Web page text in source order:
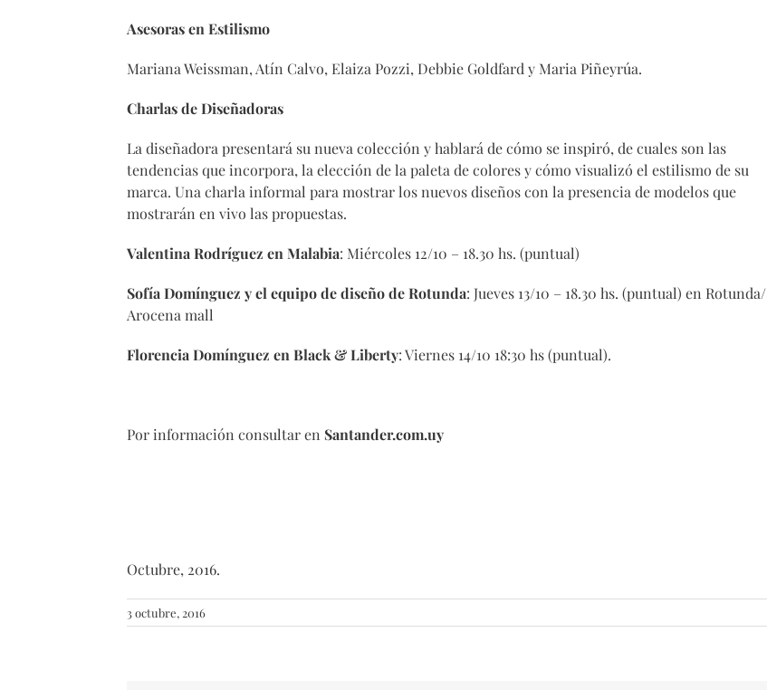
Asesoras en Estilismo
Mariana Weissman, Atín Calvo, Elaiza Pozzi, Debbie Goldfard y Maria Piñeyrúa.
Charlas de Diseñadoras
La diseñadora presentará su nueva colección y hablará de cómo se inspiró, de cuales son las
tendencias que incorpora, la elección de la paleta de colores y cómo visualizó el estilismo de su
marca. Una charla informal para mostrar los nuevos diseños con la presencia de modelos que
mostrarán en vivo las propuestas.
Valentina Rodríguez en Malabia: Miércoles 12/10 – 18.30 hs. (puntual)
Sofía Domínguez y el equipo de diseño de Rotunda: Jueves 13/10 – 18.30 hs. (puntual) en Rotunda/
Arocena mall
Florencia Domínguez en Black & Liberty: Viernes 14/10 18:30 hs (puntual).
Por información consultar en Santander.com.uy
Octubre, 2016.
3 octubre, 2016